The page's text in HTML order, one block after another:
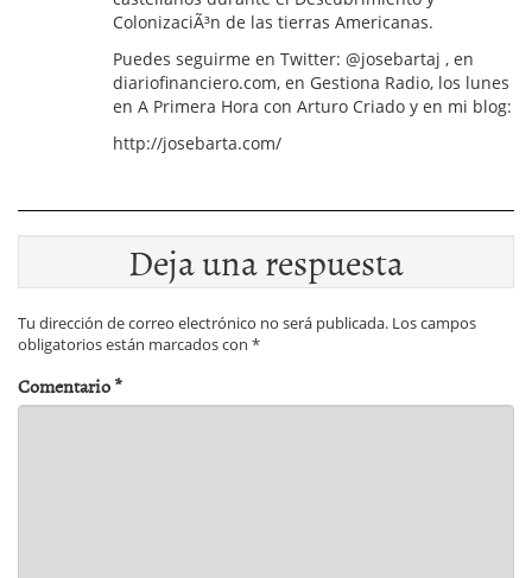
ColonizaciÃ³n de las tierras Americanas.
Puedes seguirme en Twitter: @josebartaj , en
diariofinanciero.com, en Gestiona Radio, los lunes
en A Primera Hora con Arturo Criado y en mi blog:
http://josebarta.com/
Deja una respuesta
Tu dirección de correo electrónico no será publicada. Los campos
obligatorios están marcados con *
Comentario*